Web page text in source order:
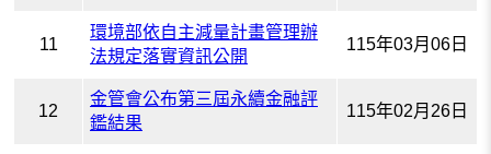
11
環境部依自主減量計畫管理辦
法規定落實資訊公開
115年03月06日
12
金管會公布第三屆永續金融評
鑑結果
115年02月26日